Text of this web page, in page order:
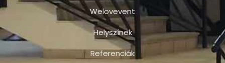
Welovevent
Helyszínek
Referenciák